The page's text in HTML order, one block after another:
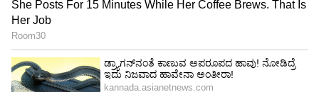
ಮೊದಲ ಹೆಜ್ಜೆ ಇಡಲು ಪ್ರಯತ್ನಿಸುವುದಿಲ್ಲ ಅಥವಾ ಪುರುಷನು
ಅದನ್ನು ಪ್ರಯತ್ನಿಸಿದಾಗ ಅವಳು ಸಮ್ಮಿಲನವನ್ನು
ಬಯಸಿದರೂ ಅವನಿಂದ ದೂರ ಸರಿಯಲು ಪ್ರಯತ್ನಿಸುತ್ತಾಳೆ.
ಆದರೆ ಪ್ರಕ್ರಿಯೆಯು ಮತ್ತೆ ಮತ್ತೆ ಪುನರಾವರ್ತನೆಯಾದಾಗ
ಅವಳು ತನ್ನ ಒಪ್ಪಿಗೆಯನ್ನು ನೀಡುತ್ತಾಳೆ.